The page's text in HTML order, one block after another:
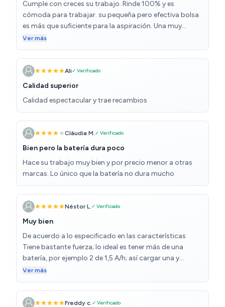
Cumple con creces su trabajo. Rinde 100% y es
cómoda para trabajar. su pequeña pero efectiva bolsa
es más que suficiente para la aspiración. Una muy
buena compra. estoy satisfecho y la recomiendo 100%
Ver más
Ali✓ Verificado
Calidad superior
Calidad espectacular y trae recambios
Clàudia M. ✓ Verificado
Bien pero la batería dura poco
Hace su trabajo muy bien y por precio menor a otras
marcas. Lo único que la batería no dura mucho
Néstor L. ✓ Verificado
Muy bien
De acuerdo a lo especificado en las características
Tiene bastante fuerza; lo ideal es tener más de una
batería, por ejemplo 2 de 1,5 A/h; así cargar una y
utilizas la otra
Ver más
Freddy c. ✓ Verificado